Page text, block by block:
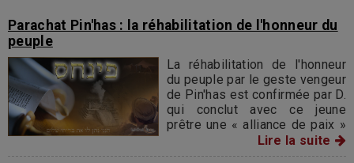
par ses filles...
Parachat Pin'has : la réhabilitation de l'honneur du
peuple
La réhabilitation de l'honneur
du peuple par le geste vengeur
de Pin'has est confirmée par D.
qui conclut avec ce jeune
prêtre une « alliance de paix »
en lui conférant ainsi une place
particulière parmi les grands
Lire la suite